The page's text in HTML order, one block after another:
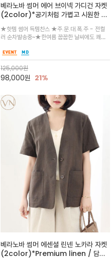
베라노바 썸머 에어 브이넥 가디건 자켓
(2color)*공기처럼 가볍고 시원한 나
일론 에어 라인 / 마더 오브 자캐 버튼 /
브이넥 디자인이라 부담없이 쓱쓱~걸치
는 꾸안꾸!!가볍고 바스락한 나일론 블렌
드 소재감이 세련된 무드를 더해주는 가
디건 스타일
★핫템 썸머 득템찬스 ★주.문.대.폭.주 - 전컬
러 순차발송중~★한여름 꿉꿉한 날씨에도 쾌적
일 자켓은 가벼운 무게감과 방수성 덕분에 여름
철 활용도 만점 / 모던한 디자인으로 이너와 팬츠
등과 밸런스를 맞춥니다
125,000원
98,000원 21%
베라노바 썸머 에센셜 린넨 노카라 자켓
(2color)*Premium linen / 담백